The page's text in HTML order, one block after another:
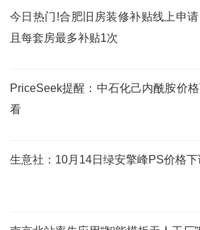
今日热门!合肥旧房装修补贴线上申
且每套房最多补贴1次
PriceSeek提醒：中石化己内酰胺价
看
生意社：10月14日绿安擎峰PS价格